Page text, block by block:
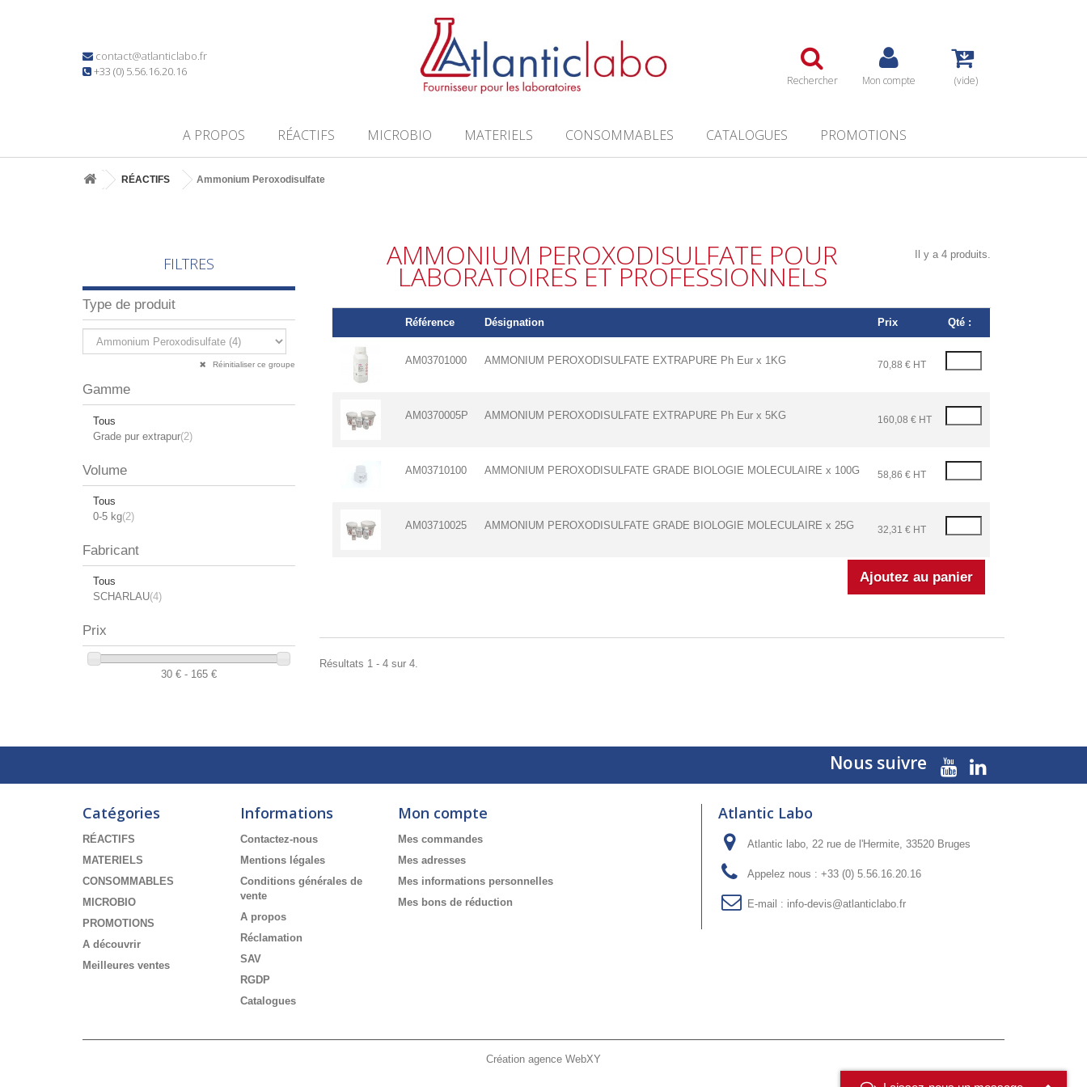
contact@atlanticlabo.fr
+33 (0) 5.56.16.20.16
Rechercher Mon compte (vide)
A PROPOS RÉACTIFS MICROBIO MATERIELS CONSOMMABLES CATALOGUES PROMOTIONS
RÉACTIFS Ammonium Peroxodisulfate
FILTRES
Type de produit
Réinitialiser ce groupe
Gamme
Tous
Grade pur extrapur(2)
Volume
Tous
0-5 kg(2)
Fabricant
Tous
SCHARLAU(4)
Prix
30 € - 165 €
AMMONIUM PEROXODISULFATE POUR
LABORATOIRES ET PROFESSIONNELS
Il y a 4 produits.
Référence Désignation Prix Qté :
AM03701000 AMMONIUM PEROXODISULFATE EXTRAPURE Ph Eur x 1KG 70,88 € HT
AM0370005P AMMONIUM PEROXODISULFATE EXTRAPURE Ph Eur x 5KG 160,08 € HT
AM03710100 AMMONIUM PEROXODISULFATE GRADE BIOLOGIE MOLECULAIRE x 100G 58,86 € HT
AM03710025 AMMONIUM PEROXODISULFATE GRADE BIOLOGIE MOLECULAIRE x 25G 32,31 € HT
Résultats 1 - 4 sur 4.
Nous suivre
Catégories
RÉACTIFS
MATERIELS
CONSOMMABLES
MICROBIO
PROMOTIONS
A découvrir
Meilleures ventes
Informations
Contactez-nous
Mentions légales
Conditions générales de
vente
A propos
Réclamation
SAV
RGDP
Catalogues
Création agence WebXY
Mon compte
Mes commandes
Mes adresses
Mes informations personnelles
Mes bons de réduction
Atlantic Labo
Atlantic labo, 22 rue de l'Hermite, 33520 Bruges
Appelez nous : +33 (0) 5.56.16.20.16
E-mail : info-devis@atlanticlabo.fr